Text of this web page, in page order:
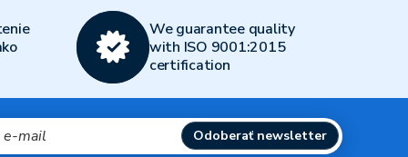
We guarantee quality
with ISO 9001:2015
certification
Odoberať newsletter